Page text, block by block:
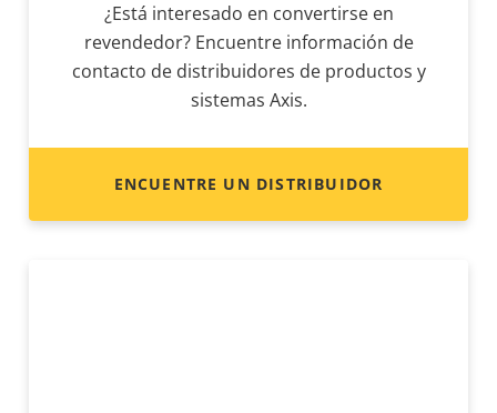
¿Está interesado en convertirse en
revendedor? Encuentre información de
contacto de distribuidores de productos y
sistemas Axis.
ENCUENTRE UN DISTRIBUIDOR